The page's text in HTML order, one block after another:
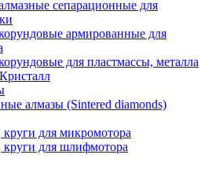
сепарационные для
армированные для
для пластмассы, металла
алмазы (Sintered diamonds)
для микромотора
для шлифмотора